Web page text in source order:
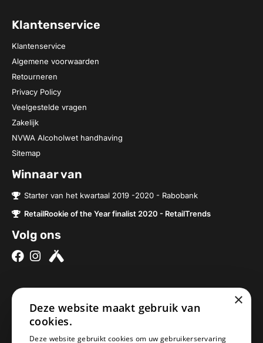
Klantenservice
Klantenservice
Algemene voorwaarden
Retourneren
Privacy Policy
Veelgestelde vragen
Zakelijk
NVWA Alcoholwet handhaving
Sitemap
Winnaar van
Starter van het kwartaal 2019 -2020 - Rabobank
RetailRookie of the Year finalist 2020 - RetailTrends
Volg ons
Over ons
Brouwerijen
Onze bieren
5076SV Haaren
×
Deze website maakt gebruik van
cookies.
Deze website gebruikt cookies om uw gebruikerservaring